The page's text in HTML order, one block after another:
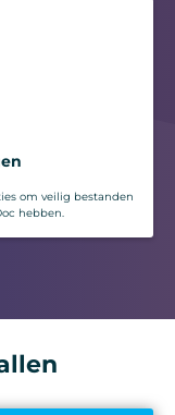
om veilig bestanden
hebben.